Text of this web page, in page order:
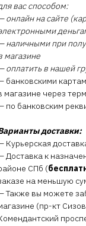
вас способом:
онлайн на сайте
наличными при
магазине
оплатить в нашей
банковскими
магазине через
по банковским
доставки:
Курьерская
Доставка к
СПб (
на меньшую
Также вы можете
(пр-кт